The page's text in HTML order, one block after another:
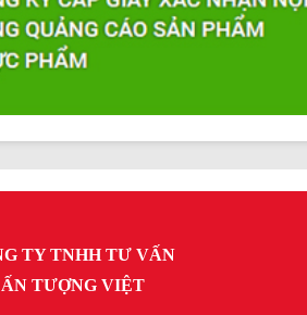
TY TNHH TƯ VẤN
ẤN TƯỢNG VIỆT